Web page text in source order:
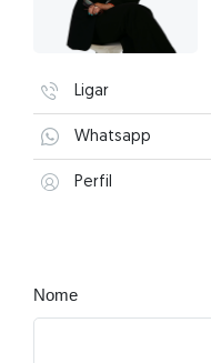
Ligar
Whatsapp
Perfil
Nome